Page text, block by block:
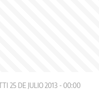
25 DE JULIO 2013 - 00:00